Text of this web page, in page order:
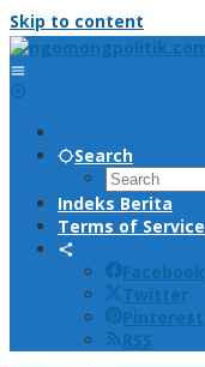
Skip to content
Search
Indeks Berita
Terms of Service
Facebook
Twitter
Pinterest
RSS